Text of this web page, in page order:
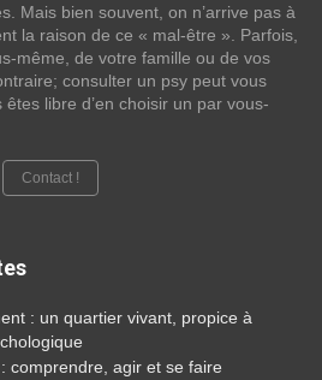
Mais bien souvent, on n’arrive pas à
la raison de ce « mal-être ». Parfois,
même, de votre famille ou de vos
consulter un psy peut vous
libre d’en choisir un par vous-
Contact !
: un quartier vivant, propice à
comprendre, agir et se faire